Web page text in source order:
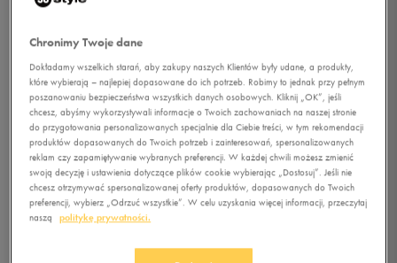
1/3
Chronimy Twoje dane
Dokładamy wszelkich starań, aby zakupy naszych Klientów były udane, a produkty,
które wybierają – najlepiej dopasowane do ich potrzeb. Robimy to jednak przy pełnym
poszanowaniu bezpieczeństwa wszystkich danych osobowych. Kliknij „OK”, jeśli
chcesz, abyśmy wykorzystywali informacje o Twoich zachowaniach na naszej stronie
do przygotowania personalizowanych specjalnie dla Ciebie treści, w tym rekomendacji
produktów dopasowanych do Twoich potrzeb i zainteresowań, spersonalizowanych
reklam czy zapamiętywanie wybranych preferencji. W każdej chwili możesz zmienić
swoją decyzję i ustawienia dotyczące plików cookie wybierając „Dostosuj”. Jeśli nie
chcesz otrzymywać spersonalizowanej oferty produktów, dopasowanych do Twoich
preferencji, wybierz „Odrzuć wszystkie”. W celu uzyskania więcej informacji, przeczytaj
naszą
politykę prywatności.